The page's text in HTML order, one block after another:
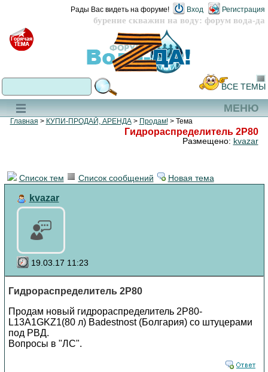
бурение скважин на воду: форум вода-да
Рады Вас видеть на форуме! Вход Регистрация
МЕНЮ
ВСЕ ТЕМЫ
Главная > КУПИ-ПРОДАЙ, АРЕНДА> Продам!> Тема
Гидрораспределитель 2Р80
Размещено: kvazar
Список тем Список сообщений Новая тема
kvazar
19.03.17 11:23
Гидрораспределитель 2Р80
Продам новый гидрораспределитель 2Р80-
L13А1GKZ1(80 л) Badestnost (Болгария) со штуцерами
под РВД.
Вопросы в "ЛС".